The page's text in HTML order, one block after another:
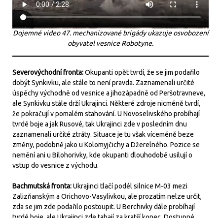
Dojemné video 47. mechanizované brigády ukazuje osvobození
obyvatel vesnice Robotyne.
Severovýchodní fronta:Okupanti opět tvrdí, že se jim podařilo
dobýt Synkivku, ale stále to není pravda. Zaznamenali určité
úspěchy východně od vesnice a jihozápadně od Peršotravneve,
ale Synkivku stále drží Ukrajinci. Některé zdroje nicméně tvrdí,
že pokračují v pomalém stahování. U Novoselivského probíhají
tvrdé boje a jak Rusové, tak Ukrajinci zde v posledním dnu
zaznamenali určité ztráty. Situace je tu však víceméně beze
změny, podobně jako u Kolomyjčichy a Džerelného. Pozice se
nemění ani u Bilohorivky, kde okupanti dlouhodobě usilují o
vstup do vesnice z východu.
Bachmutská fronta:Ukrajinci tlačí podél silnice M-03 mezi
Zalizňanským a Orichovo-Vasylivkou, ale prozatím nelze určit,
zda se jim zde podařilo postoupit. U Berchivky dále probíhají